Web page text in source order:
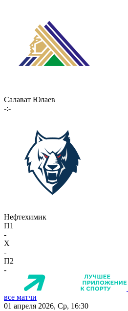
Салават Юлаев
-:-
Нефтехимик
П1
-
X
-
П2
-
все матчи
01 апреля 2026, Ср, 16:30